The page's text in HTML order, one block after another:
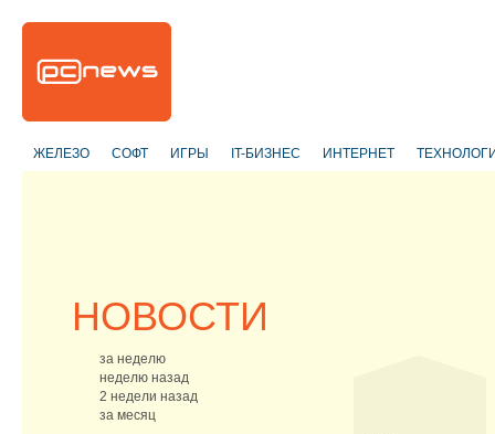
ЖЕЛЕЗО СОФТ ИГРЫ IT-БИЗНЕС ИНТЕРНЕТ
НОВОСТИ
за неделю
неделю назад
2 недели назад
за месяц